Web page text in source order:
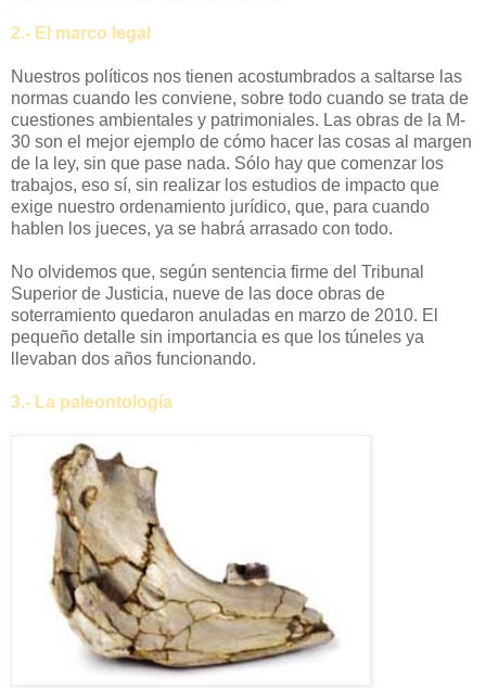
2.- El marco legal
Nuestros políticos nos tienen acostumbrados a saltarse las
normas cuando les conviene, sobre todo cuando se trata de
cuestiones ambientales y patrimoniales. Las obras de la M-
30 son el mejor ejemplo de cómo hacer las cosas al margen
de la ley, sin que pase nada. Sólo hay que comenzar los
trabajos, eso sí, sin realizar los estudios de impacto que
exige nuestro ordenamiento jurídico, que, para cuando
hablen los jueces, ya se habrá arrasado con todo.
No olvidemos que, según sentencia firme del Tribunal
Superior de Justicia, nueve de las doce obras de
soterramiento quedaron anuladas en marzo de 2010. El
pequeño detalle sin importancia es que los túneles ya
llevaban dos años funcionando.
3.- La paleontología